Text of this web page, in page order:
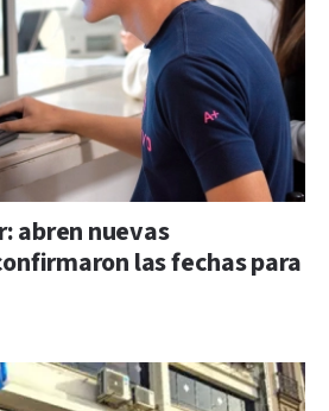
abren nuevas
las fechas para